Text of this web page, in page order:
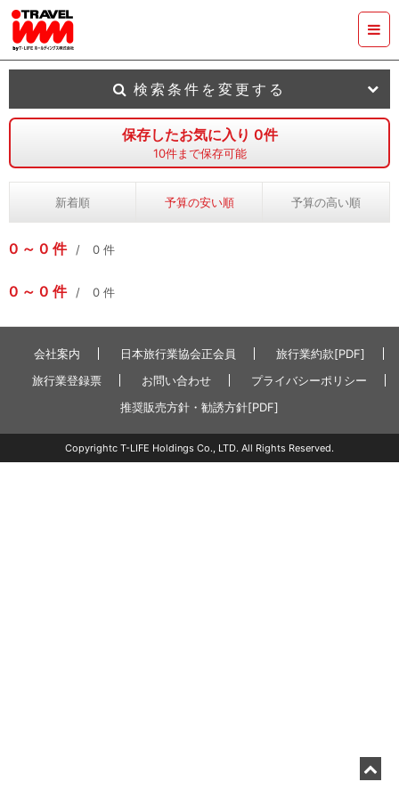
保存したお気に入り 0件
10件まで保存可能
新着順 予算の安い順 予算の高い順
0 0 件 0 件
0 0 件 0 件
検索条件を変更する
会社案内 日本旅行業協会正会員
旅行業約款[PDF]
旅行業登録票
お問い合わせ
プライバシーポリシー
推奨販売方針・勧誘方針[PDF]
Copyrightc T-LIFE Holdings Co., LTD. All Rights Reserved.